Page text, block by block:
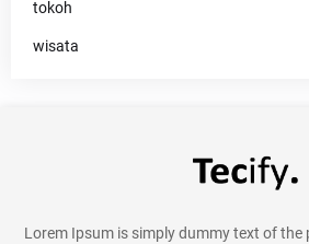
tokoh
wisata
Lorem Ipsum is simply dummy text of